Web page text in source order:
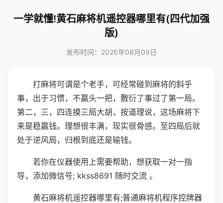
一学就懂!黄石麻将机遥控器哪里有(四代加强
版)
发布时间：2026年08月09日
打麻将可谓是个老手，可经常碰到麻将的斜乎
事，出于习惯，不赢头一把，敷衍了事过了第一局。
第二，三，四连摸三局大胡，按道理说，这场麻将下
来是稳赢钱。理想很丰满，现实很骨感。至四局后就
处于逆风局，归根到底还是输钱。
若你在仪器使用上需要帮助，想获取一对一指
导，添加微信号; kkss8691 随时交流 。
黄石麻将机遥控器哪里有;普通麻将机程序控牌器